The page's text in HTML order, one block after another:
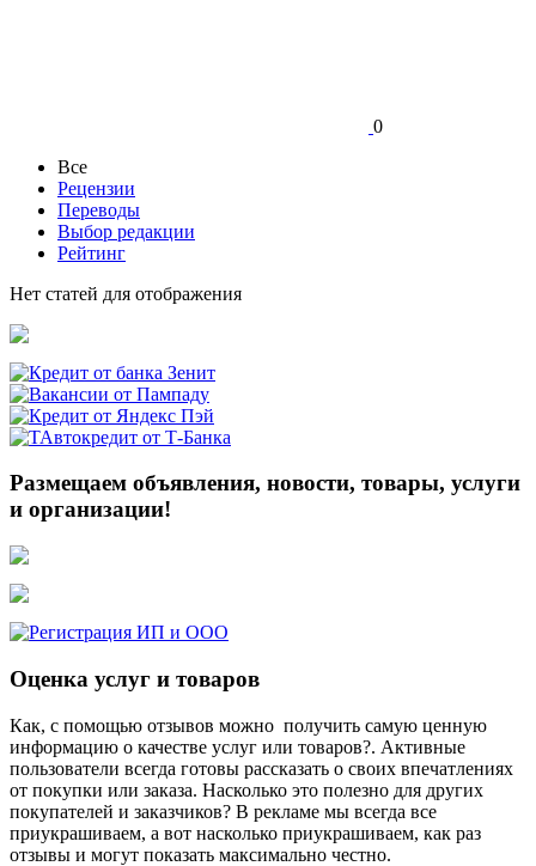
0
Все
Рецензии
Переводы
Выбор редакции
Рейтинг
Нет статей для отображения
Размещаем объявления, новости, товары, услуги
и организации!
Оценка услуг и товаров
Как, с помощью отзывов можно получить самую ценную
информацию о качестве услуг или товаров?. Активные
пользователи всегда готовы рассказать о своих впечатлениях
от покупки или заказа. Насколько это полезно для других
покупателей и заказчиков? В рекламе мы всегда все
приукрашиваем, а вот насколько приукрашиваем, как раз
отзывы и могут показать максимально честно.